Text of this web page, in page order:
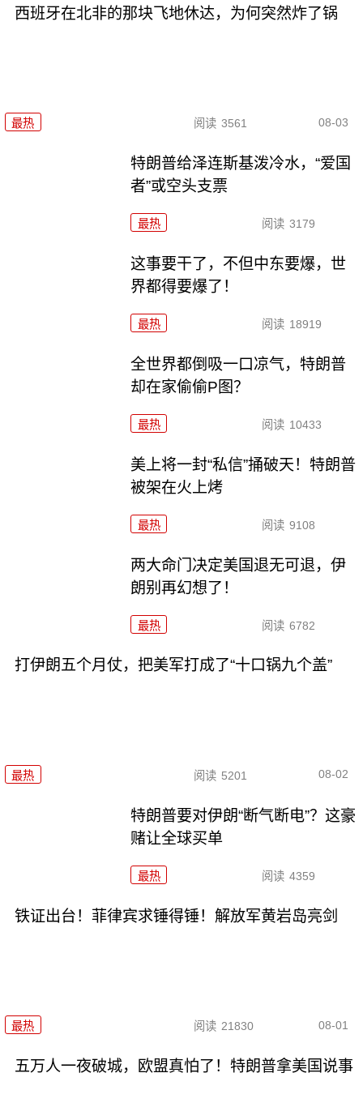
西班牙在北非的那块飞地休达，为何突然炸了锅
最热 阅读 3561 08-03
特朗普给泽连斯基泼冷水，“爱国
者”或空头支票
最热 阅读 3179
这事要干了，不但中东要爆，世
界都得要爆了！
最热 阅读 18919
全世界都倒吸一口凉气，特朗普
却在家偷偷P图？
最热 阅读 10433
美上将一封“私信”捅破天！特朗普
被架在火上烤
最热 阅读 9108
两大命门决定美国退无可退，伊
朗别再幻想了！
最热 阅读 6782
打伊朗五个月仗，把美军打成了“十口锅九个盖”
最热 阅读 5201 08-02
特朗普要对伊朗“断气断电”？这豪
赌让全球买单
最热 阅读 4359
铁证出台！菲律宾求锤得锤！解放军黄岩岛亮剑
最热 阅读 21830 08-01
五万人一夜破城，欧盟真怕了！特朗普拿美国说事